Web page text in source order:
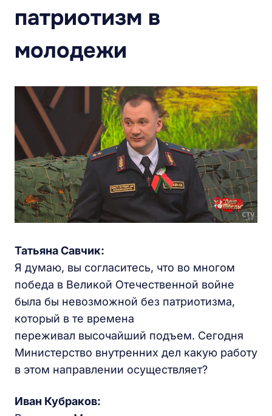
патриотизм в
молодежи
Татьяна Савчик:
Я думаю, вы согласитесь, что во многом
победа в Великой Отечественной войне
была бы невозможной без патриотизма,
который в те времена
переживал высочайший подъем. Сегодня
Министерство внутренних дел какую работу
в этом направлении осуществляет?
Иван Кубраков: